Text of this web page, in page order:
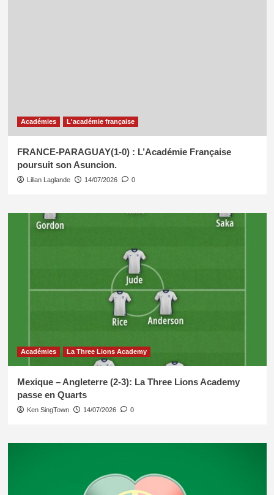
Académies L'académie française
FRANCE-PARAGUAY(1-0) : L’Académie Française
poursuit son Asuncion.
Lilian Laglande 14/07/2026 0
Académies La Three Lions Academy
Mexique – Angleterre (2-3): La Three Lions Academy
passe en Quarts
Ken SingTown 14/07/2026 0